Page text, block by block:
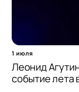
1 июля
Леонид
событие лета